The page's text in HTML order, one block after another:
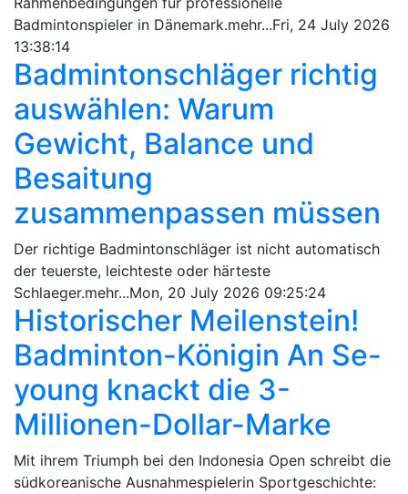
Badmintonspieler in Dänemark.mehr...Fri, 24 July 2026
13:38:14
Badmintonschläger richtig
auswählen: Warum
Gewicht, Balance und
Besaitung
zusammenpassen müssen
Der richtige Badmintonschläger ist nicht automatisch
der teuerste, leichteste oder härteste
Schlaeger.mehr...Mon, 20 July 2026 09:25:24
Historischer Meilenstein!
Badminton-Königin An Se-
young knackt die 3-
Millionen-Dollar-Marke
Mit ihrem Triumph bei den Indonesia Open schreibt die
südkoreanische Ausnahmespielerin Sportgeschichte: